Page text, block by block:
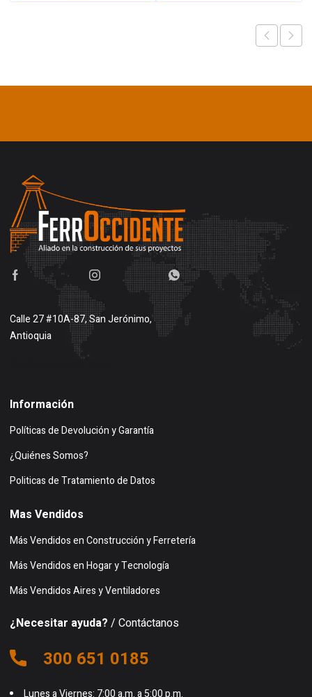
Calle 27 #10A-87, San Jerónimo,
Antioquia
Información
Políticas de Devolución y Garantía
¿Quiénes Somos?
Politicas de Tratamiento de Datos
Mas Vendidos
Más Vendidos en Construcción y Ferretería
Más Vendidos en Hogar y Tecnología
Más Vendidos Aires y Ventiladores
¿Necesitar ayuda? / Contáctanos
300 651 0185
Lunes a Viernes: 7:00 a.m. a 5:00 p.m.